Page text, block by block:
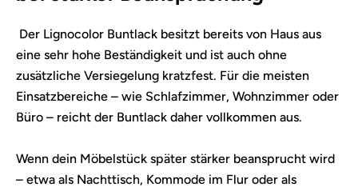
Der Lignocolor Buntlack besitzt bereits von Haus aus
eine sehr hohe Beständigkeit und ist auch ohne
zusätzliche Versiegelung kratzfest. Für die meisten
Einsatzbereiche – wie Schlafzimmer, Wohnzimmer oder
Büro – reicht der Buntlack daher vollkommen aus.
Wenn dein Möbelstück später stärker beansprucht wird
– etwa als Nachttisch, Kommode im Flur oder als